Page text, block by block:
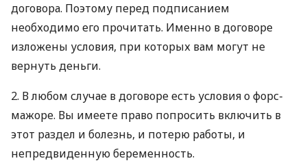
договора. Поэтому перед подписанием
необходимо его прочитать. Именно в договоре
изложены условия, при которых вам могут не
вернуть деньги.
2. В любом случае в договоре есть условия о форс-
мажоре. Вы имеете право попросить включить в
этот раздел и болезнь, и потерю работы, и
непредвиденную беременность.